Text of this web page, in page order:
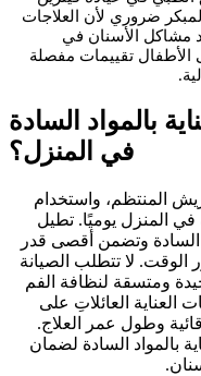
ضروري لأن العلاجات
مشاكل الأسنان في
الأطفال تقييمات مفصلة
بالمواد السادة
في المنزل؟
المنتظم، واستخدام
في المنزل يوميًا. تطيل
السادة وتضمن أقصى قدر
الوقت. لا تتطلب الصيانة
ومتسقة لنظافة الفم
العائلاتِ على
وطول عمر العلاج.
بالمواد السادة لضمان